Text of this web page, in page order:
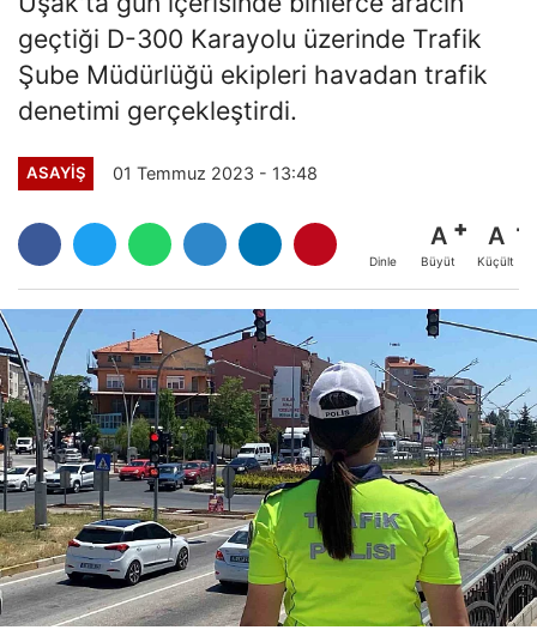
geçtiği D-300 Karayolu üzerinde Trafik
Şube Müdürlüğü ekipleri havadan trafik
denetimi gerçekleştirdi.
ASAYİŞ 01 Temmuz 2023 - 13:48
Dinle
A
Büyüt
A
Küçült